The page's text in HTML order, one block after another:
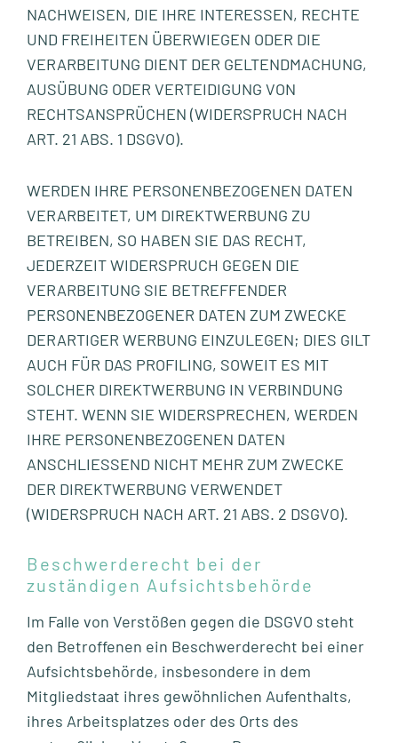
NACHWEISEN, DIE IHRE INTERESSEN, RECHTE
UND FREIHEITEN ÜBERWIEGEN ODER DIE
VERARBEITUNG DIENT DER GELTENDMACHUNG,
AUSÜBUNG ODER VERTEIDIGUNG VON
RECHTSANSPRÜCHEN (WIDERSPRUCH NACH
ART. 21 ABS. 1 DSGVO).
WERDEN IHRE PERSONENBEZOGENEN DATEN
VERARBEITET, UM DIREKTWERBUNG ZU
BETREIBEN, SO HABEN SIE DAS RECHT,
JEDERZEIT WIDERSPRUCH GEGEN DIE
VERARBEITUNG SIE BETREFFENDER
PERSONENBEZOGENER DATEN ZUM ZWECKE
DERARTIGER WERBUNG EINZULEGEN; DIES GILT
AUCH FÜR DAS PROFILING, SOWEIT ES MIT
SOLCHER DIREKTWERBUNG IN VERBINDUNG
STEHT. WENN SIE WIDERSPRECHEN, WERDEN
IHRE PERSONENBEZOGENEN DATEN
ANSCHLIESSEND NICHT MEHR ZUM ZWECKE
DER DIREKTWERBUNG VERWENDET
(WIDERSPRUCH NACH ART. 21 ABS. 2 DSGVO).
Beschwerde­recht bei der
zuständigen Aufsichts­behörde
Im Falle von Verstößen gegen die DSGVO steht
den Betroffenen ein Beschwerderecht bei einer
Aufsichtsbehörde, insbesondere in dem
Mitgliedstaat ihres gewöhnlichen Aufenthalts,
ihres Arbeitsplatzes oder des Orts des